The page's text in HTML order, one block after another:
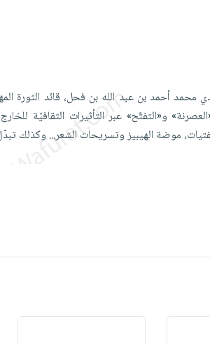
محمد أحمد بن عبد الله بن فحل، قائد الثورة
إلى «العصرنة» و«التفتّح» عبر التأثيرات الثقافيّة
موضة الهيبيز وتسريحات الشعر... وكذلك